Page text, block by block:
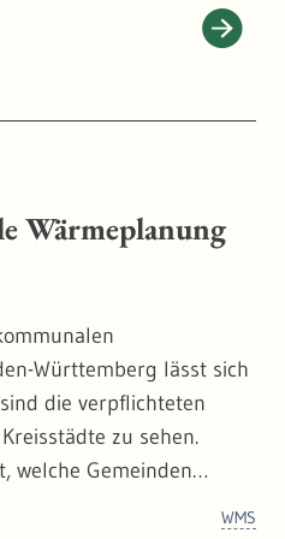
wurden die
Zusätzlicher Hinweis:
in
Gesamtbild nicht
Teil des
Detailkarten sind
Maßstäbe: 1:25.000
Wärmeplanung
Württemberg lässt sich
die verpflichteten
zu sehen.
welche Gemeinden
WMS